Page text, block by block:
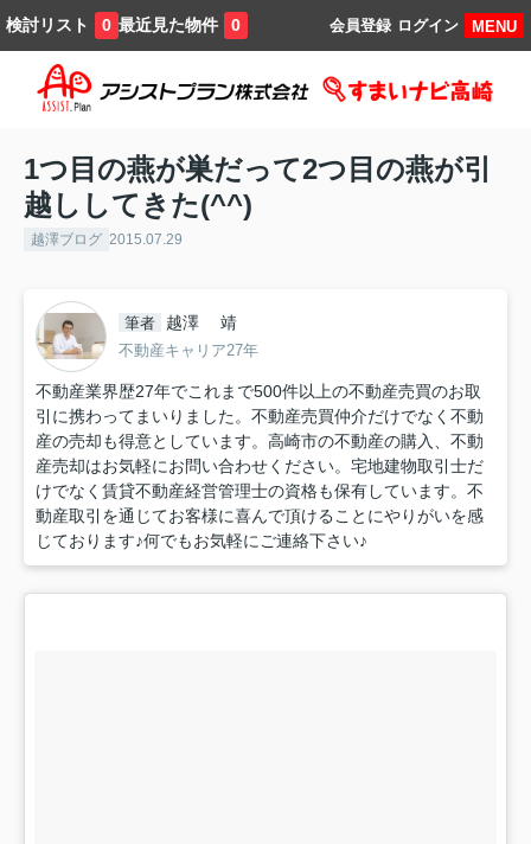
検討リスト 0 最近見た物件 0 MENU
ログイン
会員登録
1つ目の燕が巣だって2つ目の燕が引
越ししてきた(^^)
越澤ブログ 2015.07.29
筆者 越澤 靖
不動産キャリア27年
不動産業界歴27年でこれまで500件以上の不動産売買のお取
引に携わってまいりました。不動産売買仲介だけでなく不動
産の売却も得意としています。高崎市の不動産の購入、不動
産売却はお気軽にお問い合わせください。宅地建物取引士だ
けでなく賃貸不動産経営管理士の資格も保有しています。不
動産取引を通じてお客様に喜んで頂けることにやりがいを感
じております♪何でもお気軽にご連絡下さい♪